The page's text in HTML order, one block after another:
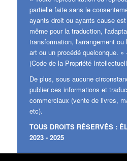
partielle faite sans le
ayants droit ou ayants cause
même pour la traduction,
transformation, l'arrangement
art ou un procédé quelconque.
(Code de la Propriété
De plus, sous aucune
publier ces informations et
commerciaux (vente de livres,
etc).
TOUS DROITS RÉSERVÉS :
2023 - 2025